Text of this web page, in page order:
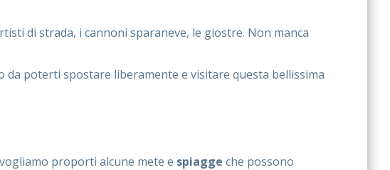
di strada, i cannoni sparaneve, le giostre. Non manca
da poterti spostare liberamente e visitare questa bellissima
proporti alcune mete e spiagge che possono